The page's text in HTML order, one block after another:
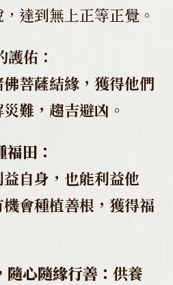
達到無上正等正覺。
佑：
菩薩結緣，獲得他們
難，趨吉避凶。
田：
自身，也能利益他
會種植善根，獲得福
心隨緣行善： 供養